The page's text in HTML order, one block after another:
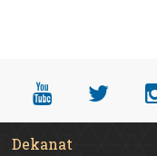
Dekanat